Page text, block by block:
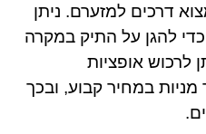
דרכים למזערם. ניתן
להגן על התיק במקרה
לרכוש אופציות
במחיר קבוע, ובכך